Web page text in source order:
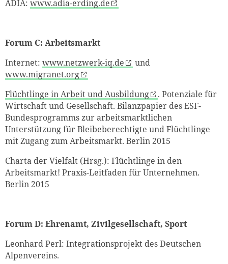
ADIA: www.adia-erding.de
Forum C: Arbeitsmarkt
Internet: www.netzwerk-iq.de
und
www.migranet.org
Flüchtlinge in Arbeit und Ausbildung
. Potenziale für
Wirtschaft und Gesellschaft. Bilanzpapier des ESF-
Bundesprogramms zur arbeitsmarktlichen
Unterstützung für Bleibeberechtigte und Flüchtlinge
mit Zugang zum Arbeitsmarkt. Berlin 2015
Charta der Vielfalt (Hrsg.): Flüchtlinge in den
Arbeitsmarkt! Praxis-Leitfaden für Unternehmen.
Berlin 2015
Forum D: Ehrenamt, Zivilgesellschaft, Sport
Leonhard Perl: Integrationsprojekt des Deutschen
Alpenvereins.